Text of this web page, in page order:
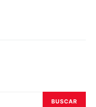
BUSCAR